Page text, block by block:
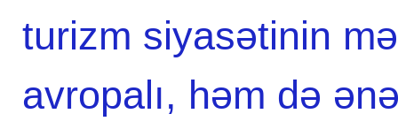
turizm siyasətinin
avropalı, həm də